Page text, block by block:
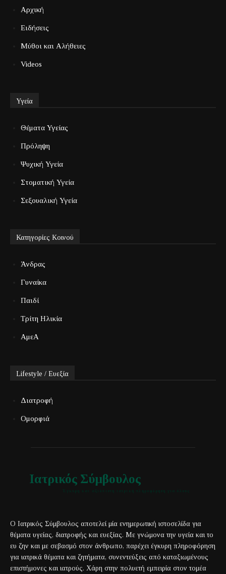
Αρχική
Ειδήσεις
Μύθοι και Αλήθειες
Videos
Υγεία
Θέματα Υγείας
Πρόληψη
Ψυχική Υγεία
Στοματική Υγεία
Σεξουαλική Υγεία
Κατηγορίες Κοινού
Άνδρας
Γυναίκα
Παιδί
Τρίτη Ηλικία
ΑμεΑ
Lifestyle / Ευεξία
Διατροφή
Ομορφιά
Ιατρικός Σύμβουλος
Ο Ιατρικός Σύμβουλος αποτελεί μία ενημερωτική ιστοσελίδα για
θέματα υγείας, διατροφής και ευεξίας. Με γνώμονα την υγεία και το
ευ ζην και με σεβασμό στον άνθρωπο, παρέχει έγκυρη πληροφόρηση
για ιατρικά θέματα και ζητήματα, συνεντεύξεις από καταξιωμένους
επιστήμονες και ιατρούς. Χάρη στην πολυετή εμπειρία στον τομέα